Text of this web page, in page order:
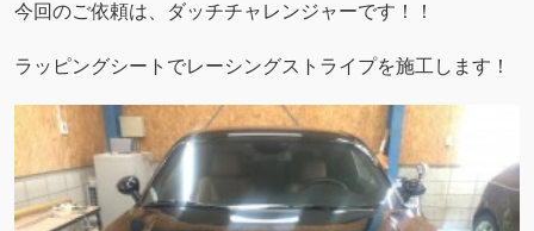
今回のご依頼は、ダッチチャレンジャーです！！
ラッピングシートでレーシングストライプを施工します！